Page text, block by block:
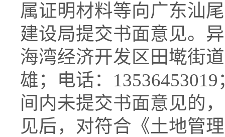
属证明材料等向广东汕
建设局提交书面意见。
海湾经济开发区田墘街
雄；电话：
间内未提交书面意见的
见后，对符合《土地管